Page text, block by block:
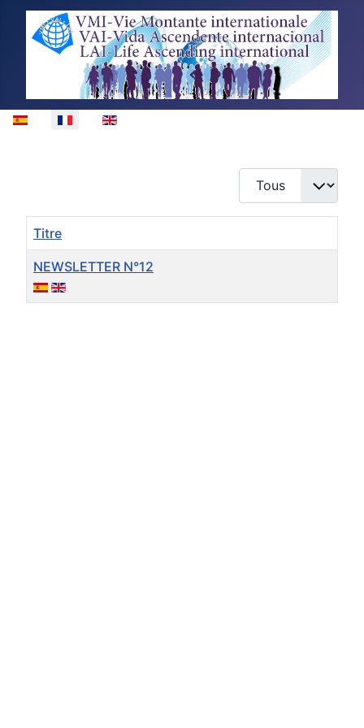
Sélectionnez votre langue
Afficher #
Titre
NEWSLETTER N°12